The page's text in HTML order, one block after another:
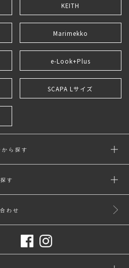
KEITH
Marimekko
e-Look+Plus
SCAPA Lサイズ
から探す
す
わせ